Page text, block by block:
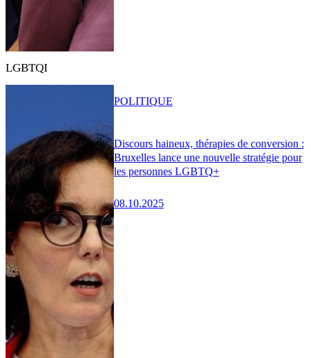
LGBTQI
Discours haineux, thérapies de conversion :
Bruxelles lance une nouvelle stratégie pour
les personnes LGBTQ+
08.10.2025
POLITIQUE